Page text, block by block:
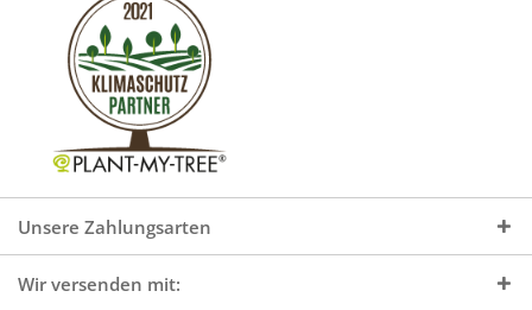
Unsere Zahlungsarten
Wir versenden mit: